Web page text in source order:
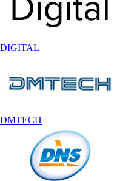
DIGITAL
DMTECH